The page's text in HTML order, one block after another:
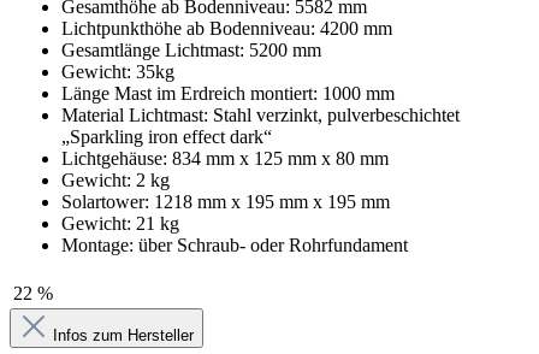
Gesamthöhe ab Bodenniveau: 5582 mm
Lichtpunkthöhe ab Bodenniveau: 4200 mm
Gesamtlänge Lichtmast: 5200 mm
Gewicht: 35kg
Länge Mast im Erdreich montiert: 1000 mm
Material Lichtmast: Stahl verzinkt, pulverbeschichtet
„Sparkling iron effect dark“
Lichtgehäuse: 834 mm x 125 mm x 80 mm
Gewicht: 2 kg
Solartower: 1218 mm x 195 mm x 195 mm
Gewicht: 21 kg
Montage: über Schraub- oder Rohrfundament
22 %
Infos zum Hersteller